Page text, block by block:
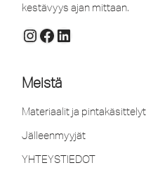
kestävyys ajan mittaan.
Meistä
Materiaalit ja pintakäsittelyt
Jälleenmyyjät
YHTEYSTIEDOT